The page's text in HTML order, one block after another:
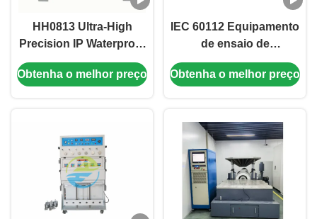
HH0813 Ultra-High
Precision IP Waterproof
Tester | Durable
Equipment for Long-
Obtenha o melhor preço
IEC 60112 Equipamento
de ensaio de
inflamabilidade
Determinação do
Obtenha o melhor preço